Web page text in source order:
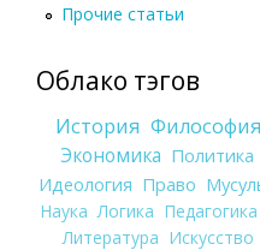
Прочие статьи
Облако тэгов
История Философия
Экономика Политика
Идеология Право
Наука Логика Педагогика
Литература Искусство